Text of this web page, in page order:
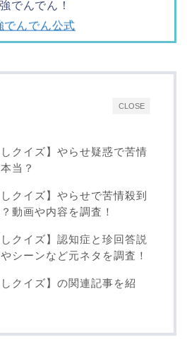
でんでん！
でんでん公式
CLOSE
しクイズ】やらせ疑惑で苦情
当？
しクイズ】やらせで苦情殺到
動画や内容を調査！
しクイズ】認知症と珍回答説
シーンなど元ネタを調査！
しクイズ】の関連記事を紹